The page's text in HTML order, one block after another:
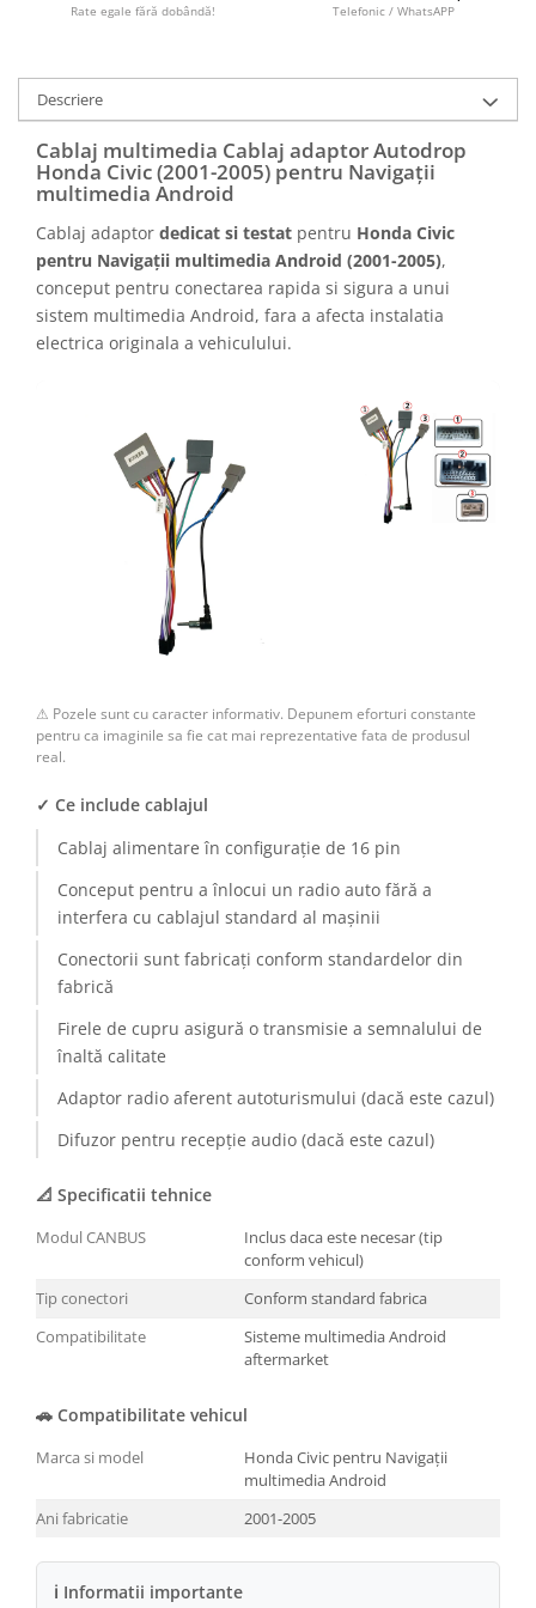
Camere marșarier auto
Camere Skoda
Camere Volkswagen
Camere Mercedes Benz
Camere Audi
Camere BMW
Camere Opel
Camere Peugeot
Camere înregistrare trafic
Accesorii multimedia
Conectică Auto
Conectică Auto
Conectică Audi
Conectică BMW
Conectică Volkswagen
Conectică Renault
Rate egale fără dobândă! Telefonic / WhatsAPP
Descriere
Cablaj multimedia Cablaj adaptor Autodrop
Honda Civic (2001-2005) pentru Navigații
multimedia Android
Cablaj adaptor dedicat si testat pentru Honda Civic
pentru Navigații multimedia Android (2001-2005),
conceput pentru conectarea rapida si sigura a unui
sistem multimedia Android, fara a afecta instalatia
electrica originala a vehiculului.
⚠ Pozele sunt cu caracter informativ. Depunem eforturi constante
pentru ca imaginile sa fie cat mai reprezentative fata de produsul
real.
✓ Ce include cablajul
Cablaj alimentare în configurație de 16 pin
Conceput pentru a înlocui un radio auto fără a
interfera cu cablajul standard al mașinii
Conectorii sunt fabricați conform standardelor din
fabrică
Firele de cupru asigură o transmisie a semnalului de
înaltă calitate
Adaptor radio aferent autoturismului (dacă este cazul)
Difuzor pentru recepție audio (dacă este cazul)
📐 Specificatii tehnice
Modul CANBUS
Inclus daca este necesar (tip
conform vehicul)
Tip conectori
Conform standard fabrica
Compatibilitate
Sisteme multimedia Android
aftermarket
🚗 Compatibilitate vehicul
Marca si model
Honda Civic pentru Navigații
multimedia Android
Ani fabricatie
2001-2005
ℹ Informatii importante